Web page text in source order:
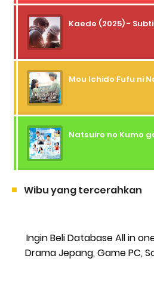
Kaede (2025) -
Wibu yang tercerahkan
Ingin Beli Database All in
Drama Jepang, Game PC,